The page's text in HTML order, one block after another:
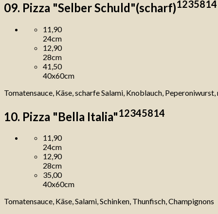
09. Pizza "Selber Schuld"(scharf)1235814
11,90
24cm
12,90
28cm
41,50
40x60cm
Tomatensauce, Käse, scharfe Salami, Knoblauch,
10. Pizza "Bella Italia"12345814
11,90
24cm
12,90
28cm
35,00
40x60cm
Tomatensauce, Käse, Salami, Schinken, Thunfisch, Champignons